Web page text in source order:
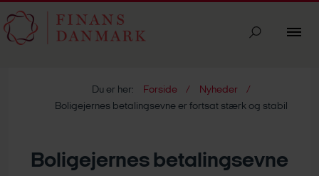
Du er her: Forside
Nyheder
Boligejernes betalingsevne er fortsat stærk og stabil
Boligejernes betalingsevne